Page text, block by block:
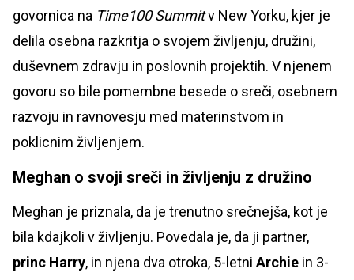
govornica na Time100 Summitv New Yorku, kjer je
delila osebna razkritja o svojem življenju, družini,
duševnem zdravju in poslovnih projektih. V njenem
govoru so bile pomembne besede o sreči, osebnem
razvoju in ravnovesju med materinstvom in
poklicnim življenjem.
Meghan o svoji sreči in življenju z družino
Meghan je priznala, da je trenutno srečnejša, kot je
bila kdajkoli v življenju. Povedala je, da ji partner,
princ Harry, in njena dva otroka, 5-letni Archie in 3-